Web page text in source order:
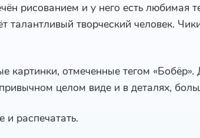
рисованием и у него есть любимая
талантливый творческий человек.
картинки, отмеченные тегом «Бобёр».
целом виде и в деталях,
и распечатать.